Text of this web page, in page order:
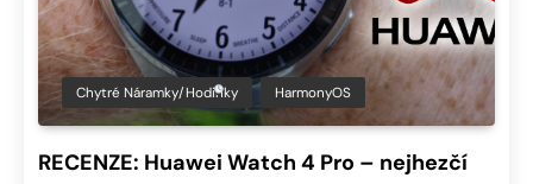
Chytré Náramky/hodinky HarmonyOS
RECENZE: Huawei Watch 4 Pro – nejhezčí